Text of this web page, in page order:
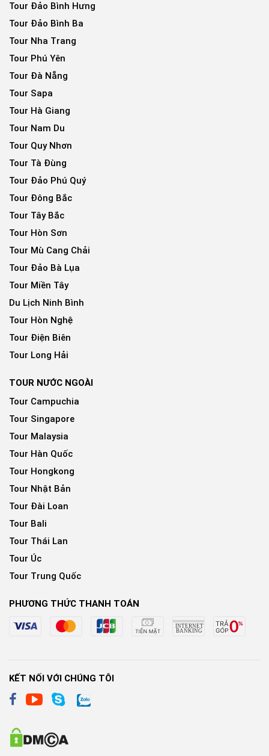
Tour Đảo Bình Hưng
Tour Đảo Bình Ba
Tour Nha Trang
Tour Phú Yên
Tour Đà Nẵng
Tour Sapa
Tour Hà Giang
Tour Nam Du
Tour Quy Nhơn
Tour Tà Đùng
Tour Đảo Phú Quý
Tour Đông Bắc
Tour Tây Bắc
Tour Hòn Sơn
Tour Mù Cang Chải
Tour Đảo Bà Lụa
Tour Miền Tây
Du Lịch Ninh Bình
Tour Hòn Nghệ
Tour Điện Biên
Tour Long Hải
TOUR NƯỚC NGOÀI
Tour Campuchia
Tour Singapore
Tour Malaysia
Tour Hàn Quốc
Tour Hongkong
Tour Nhật Bản
Tour Đài Loan
Tour Bali
Tour Thái Lan
Tour Úc
Tour Trung Quốc
PHƯƠNG THỨC THANH TOÁN
KẾT NỐI VỚI CHÚNG TÔI